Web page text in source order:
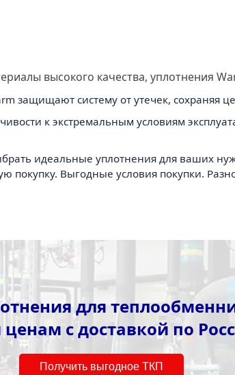
высокого качества, уплотнения
защищают систему от утечек, сохраняя
к экстремальным условиям
идеальные уплотнения для ваших
покупку. Выгодные условия покупки.
для
с доставкой по
Получить выгодное ТКП